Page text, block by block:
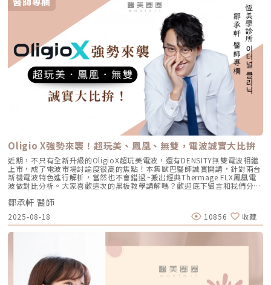
用病灶內藥物處理。自行用力按壓或推擠可能加重組織反應並不建議，確認
結節類型後再處理，才是最有效率的做法。韓國打喬雅露安全嗎？海外療程
藏風險出國施打喬雅露最大的隱憂不在注射當下，而在於術後追蹤與併發症
處理的斷點。因為它是會隨時間作用的膠原增生劑，部分反應可能延後數週
至數月才出現，跨國施打一旦發生結節，返國後往往找不到原醫師接手，追
蹤與處置就此中斷。真正的難處在返國之後才浮現：接手的醫師不知道原本
打的是哪個品牌、哪種劑型、打了多少、打在哪一層，等於要在資訊不完整
的情況下處理併發症。近期社群上關於國人赴韓國流水線醫美診所施打喬雅
露、返國後出現嚴重結節的討論，凸顯的正是這個結構性斷點。如何降低喬
雅露結節與失敗風險？術前術後重點降低喬雅露結節與失敗風險的關鍵在於
術前評估、注射層次判斷與術後照護三個環節，其中多數風險可由醫師端的
操作標準控制。患者能主動掌握的，是慎選醫師與診所、如實提供病史，以
及確實配合術後照護與回診，其餘則仰賴醫師的技術與流程。術前應評估是
否有自體免疫疾病、活動性感染或孕哺等禁忌，並確認產品來源是否為原廠
正貨與劑型種類。術中：依劑型分層注射、於高風險部位保守分配劑量，這
一環完全取決於醫師的技術與流程標準，患者無法直接掌控，因此慎選醫師
格外重要，可在術前詢問醫師的施打方式與經驗，作為判斷依據。術後依醫
師指示照護、避免過度按壓與高溫環境，有助於產品穩定分佈、降低結節風
險。喬雅露與薇貝拉是同一款產品嗎？喬雅露（Juvelook）與薇貝拉
（Vivabella）是成分相同的同一款產品，差別在台灣的代理商與商標不
同。兩者都由韓國 VAIM 原廠製造，配方同為聚雙旋乳酸（PDLLA）加非交
聯玻尿酸（HA），成分、劑型、作用原理與術後照護方式一致。膠原蛋白
劑術後照護重點更多喬雅露結節相關知識：https://tresure-
clinic.com/juvelook-nodules/粹究美學診所由專業醫師團隊於注射前評估
您的皮膚狀況、部位風險與適應症，依劑型與層次規劃分配，並於術後提供
追蹤與併發症處理機制。使用之喬雅露均為原廠正貨。相較於單次施打，我
們更重視術後數週至數月的持續追蹤，讓膠原增生劑的效果與安全都能被完
整照顧。若您對術後硬塊或結節有疑慮，歡迎預約諮詢，由專業醫師當面現
Oligio X強勢來襲！超玩美、鳳凰、無雙，電波誠實大比拚
近期，不只有全新升級的OligioX超玩美電波，還有DENSITY無雙電波相繼
上市，成了電波市場討論度很高的焦點！本集歐巴醫師誠實開講，針對兩台
新機電波特色進行解析，當然也不會錯過~搬出經典Thermage FLX鳳凰電
波做對比分析。大家喜歡這次的黑板教學講解嗎？歡迎底下留言和我們分
享！重點摘要：00:00 前情提要 精采預告00:49 新單元黑板講解人氣電波
02:02 圖解電波能量傳遞的原理02:53 OligioX超玩美電波新機詳解07:08
鳳凰電波/超玩美電波/無雙電波差異恆美學診所 이터널 클리닉Line官方帳
號🔍https://lihi.cc/v6Jgd恆美學官網🔍https://www.eternal-
aesthetic.com/醫些小事YT頻道🔍
https://youtube.com/@eternalclinictw恆美學instagram🔍
https://www.instagram.com/eternalclinictw/恆美學FB專頁🔍
https://www.facebook.com/eternalclinictw來自韓國的醫美👨‍⚕️對的事持
之以恆▹小巨蛋📍台北市南京東路四段56號2樓電話： (02)25776622▹中山
📍台北市南京東路一段46號7樓電話：(02)25432009▹信義📍台北市忠孝東
路四段565號1樓電話：(02)27658889
鄒承軒 醫師
2025-08-18 10856 收藏